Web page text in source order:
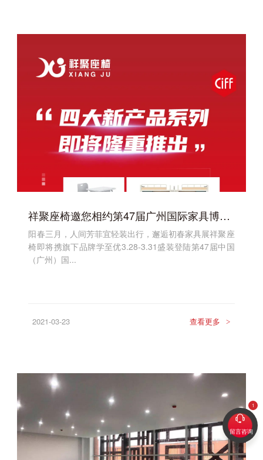
祥聚座椅邀您相约第47届广州国际家具博览会！
阳春三月，人间芳菲宜轻装出行，邂逅初春家具展祥聚座
椅即将携旗下品牌学至优3.28-3.31盛装登陆第47届中国
（广州）国...
2021-03-23 查看更多 >
留言咨询